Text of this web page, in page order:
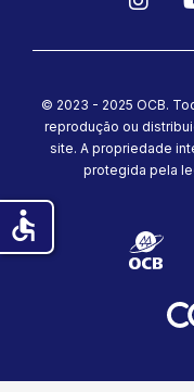
© 2023 - 2025 OCB.
reprodução ou
site. A propriedade
protegida pela
accessible